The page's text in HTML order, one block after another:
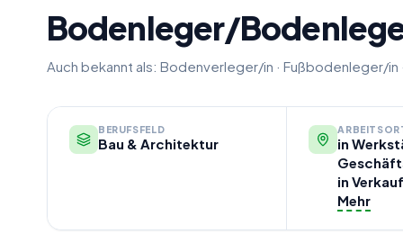
Bodenleger/
Auch bekannt als: Bodenverleger/in · Fußbodenleger/in ·
BERUFSFELD
Bau & Architektur
in
in
Mehr